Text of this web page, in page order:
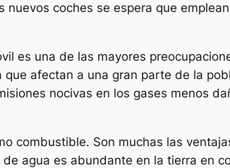
coches se espera que
es una de las mayores
afectan a una gran parte de la
nocivas en los gases menos
combustible. Son muchas las
agua es abundante en la tierra en